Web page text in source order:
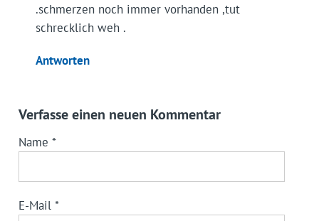
.schmerzen noch immer vorhanden ,tut
schrecklich weh .
Antworten
Verfasse einen neuen Kommentar
Name *
E-Mail *